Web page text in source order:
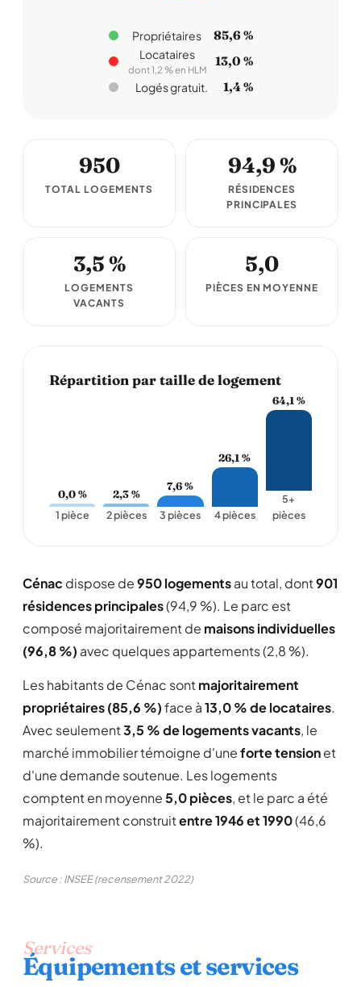
Propriétaires 85,6 %
Locataires
dont 1,2 % en HLM
13,0 %
Logés gratuit. 1,4 %
950
TOTAL LOGEMENTS
94,9 %
RÉSIDENCES
PRINCIPALES
3,5 %
LOGEMENTS
VACANTS
5,0
PIÈCES EN MOYENNE
Répartition par taille de logement
0,0 %
1 pièce
2,3 %
2 pièces
7,6 %
3 pièces
26,1 %
4 pièces
64,1 %
5+
pièces
Cénac dispose de950 logementsau total, dont901
résidences principales(94,9 %). Le parc est
composé majoritairement de maisons individuelles
(96,8 %) avec quelques appartements (2,8 %).
Les habitants de Cénac sontmajoritairement
propriétaires (85,6 %)face à13,0 % de locataires.
Avec seulement3,5 % de logements vacants, le
marché immobilier témoigne d'uneforte tensionet
d'une demande soutenue. Les logements
comptent en moyenne5,0 pièces, et le parc a été
majoritairement construitentre 1946 et 1990(46,6
%).
Source : INSEE (recensement 2022)
Services
Équipements et services